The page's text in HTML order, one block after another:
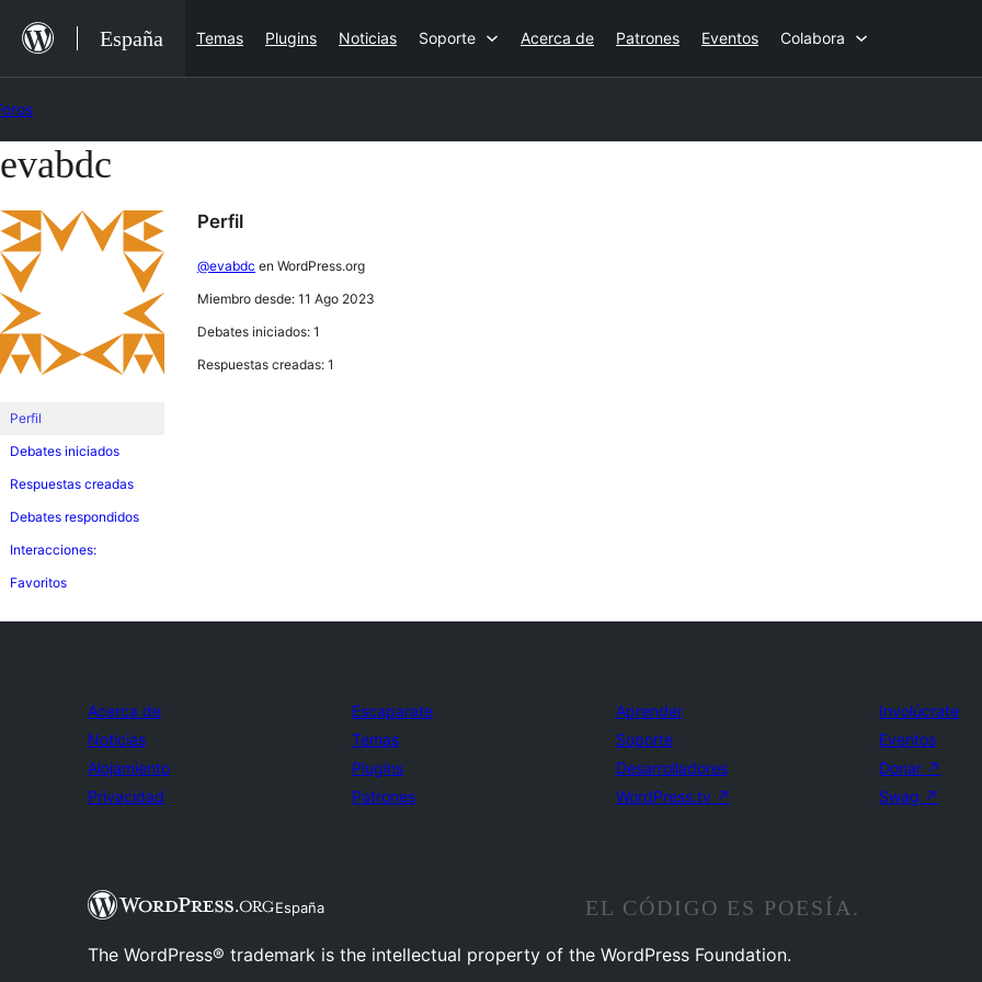
contenido
España Temas Plugins Noticias Soporte Acerca de Patrones Eventos Colabora
Saltar
contenido
evabdc
Perfil
Debates iniciados
Respuestas creadas
Debates respondidos
Interacciones:
Favoritos
Perfil
@evabdc en WordPress.org
Miembro desde: 11 Ago 2023
Debates iniciados: 1
Respuestas creadas: 1
Acerca de
Noticias
Alojamiento
Privacidad
Escaparate
Temas
Plugins
Patrones
Aprender
Soporte
Desarrolladores
WordPress.tv ↗
Involúcrate
Eventos
Donar ↗
Swag ↗
España EL CÓDIGO ES POESÍA.
The WordPress® trademark is the intellectual property of the WordPress Foundation.